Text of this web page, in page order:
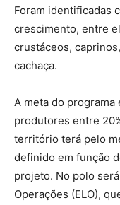
Foram identificadas
crescimento, entre
crustáceos,
cachaça.
A meta do
produtores entre
território terá pelo
definido em função
projeto. No polo
Operações (ELO),